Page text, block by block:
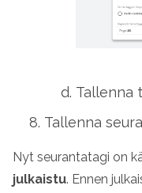
Tallenna
Tallenna
Nyt seurantatagi on
julkaistu. Ennen